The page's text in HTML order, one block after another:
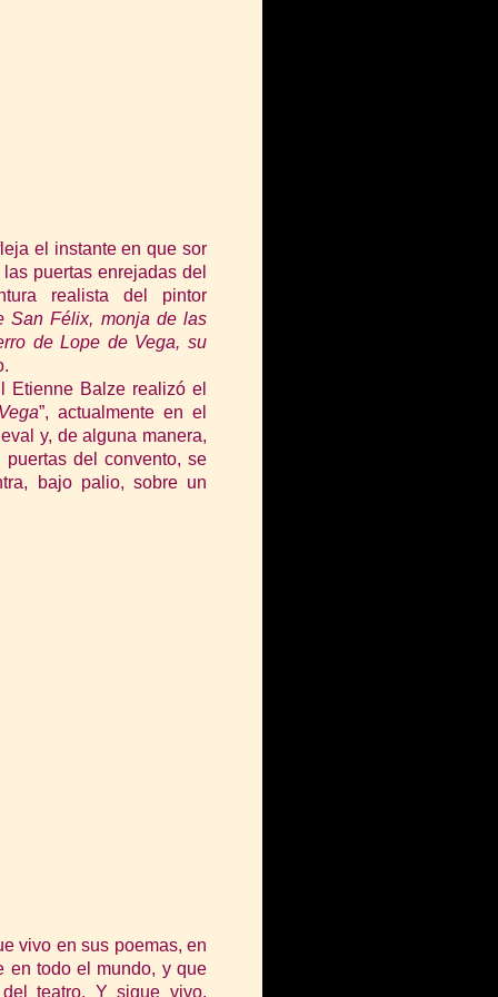
el instante en que sor
puertas enrejadas del
realista del pintor
San Félix, monja de las
de Lope de Vega, su
Etienne Balze realizó el
”, actualmente en el
y, de alguna manera,
del convento, se
bajo palio, sobre un
vivo en sus poemas, en
en todo el mundo, y que
teatro. Y sigue vivo,